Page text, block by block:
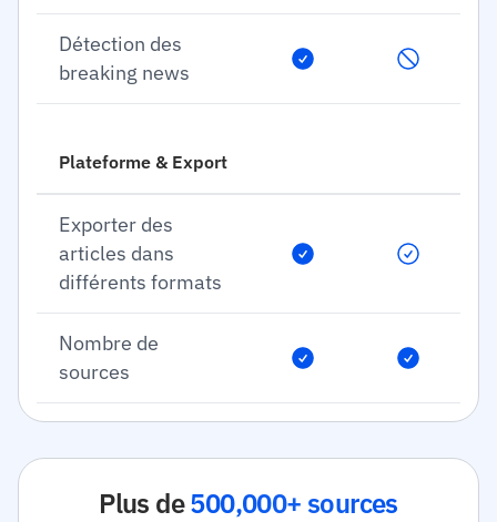
Détection des
breaking news
Plateforme & Export
Exporter des
articles dans
différents formats
Nombre de
sources
Plus de500,000+ sources